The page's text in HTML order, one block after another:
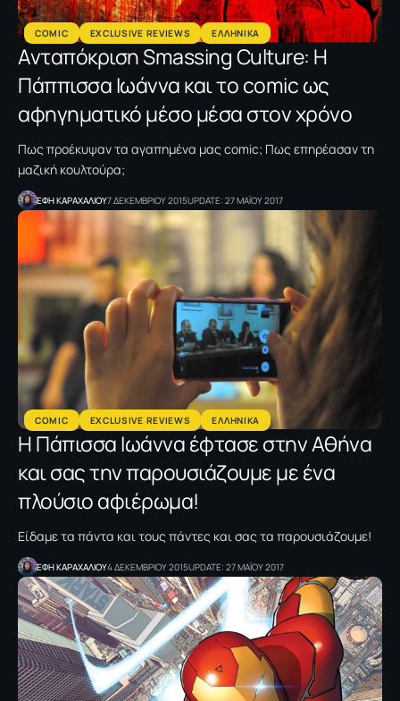
COMIC EXCLUSIVE REVIEWS ΕΛΛΗΝΙΚΑ
Ανταπόκριση Smassing Culture: Η
Πάππισσα Ιωάννα και το comic ως
αφηγηματικό μέσο μέσα στον χρόνο
Πως προέκυψαν τα αγαπημένα μας comic; Πως επηρέασαν τη
μαζική κουλτούρα;
ΕΦΗ KΑΡΑΧΑΛΙΟΥ7 ΔΕΚΕΜΒΡΙΟΥ 2015UPDATE: 27 ΜΑΪΟΥ 2017
COMIC EXCLUSIVE REVIEWS ΕΛΛΗΝΙΚΑ
Η Πάπισσα Ιωάννα έφτασε στην Αθήνα
και σας την παρουσιάζουμε με ένα
πλούσιο αφιέρωμα!
Είδαμε τα πάντα και τους πάντες και σας τα παρουσιάζουμε!
ΕΦΗ KΑΡΑΧΑΛΙΟΥ4 ΔΕΚΕΜΒΡΙΟΥ 2015UPDATE: 27 ΜΑΪΟΥ 2017